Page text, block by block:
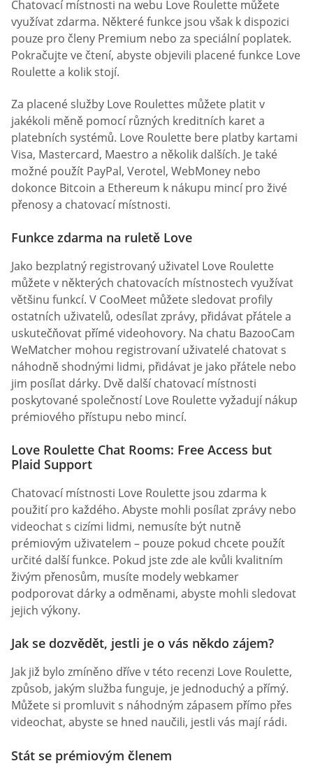
Chatovací místnosti na webu Love Roulette můžete
využívat zdarma. Některé funkce jsou však k dispozici
pouze pro členy Premium nebo za speciální poplatek.
Pokračujte ve čtení, abyste objevili placené funkce Love
Roulette a kolik stojí.
Za placené služby Love Roulettes můžete platit v
jakékoli měně pomocí různých kreditních karet a
platebních systémů. Love Roulette bere platby kartami
Visa, Mastercard, Maestro a několik dalších. Je také
možné použít PayPal, Verotel, WebMoney nebo
dokonce Bitcoin a Ethereum k nákupu mincí pro živé
přenosy a chatovací místnosti.
Funkce zdarma na ruletě Love
Jako bezplatný registrovaný uživatel Love Roulette
můžete v některých chatovacích místnostech využívat
většinu funkcí. V CooMeet můžete sledovat profily
ostatních uživatelů, odesílat zprávy, přidávat přátele a
uskutečňovat přímé videohovory. Na chatu BazooCam
WeMatcher mohou registrovaní uživatelé chatovat s
náhodně shodnými lidmi, přidávat je jako přátele nebo
jim posílat dárky. Dvě další chatovací místnosti
poskytované společností Love Roulette vyžadují nákup
prémiového přístupu nebo mincí.
Love Roulette Chat Rooms: Free Access but
Plaid Support
Chatovací místnosti Love Roulette jsou zdarma k
použití pro každého. Abyste mohli posílat zprávy nebo
videochat s cizími lidmi, nemusíte být nutně
prémiovým uživatelem – pouze pokud chcete použít
určité další funkce. Pokud jste zde ale kvůli kvalitním
živým přenosům, musíte modely webkamer
podporovat dárky a odměnami, abyste mohli sledovat
jejich výkony.
Jak se dozvědět, jestli je o vás někdo zájem?
Jak již bylo zmíněno dříve v této recenzi Love Roulette,
způsob, jakým služba funguje, je jednoduchý a přímý.
Můžete si promluvit s náhodným zápasem přímo přes
videochat, abyste se hned naučili, jestli vás mají rádi.
Stát se prémiovým členem